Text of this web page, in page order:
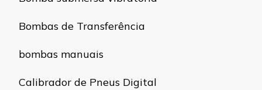
Bombas de Transferência
bombas manuais
Calibrador de Pneus Digital